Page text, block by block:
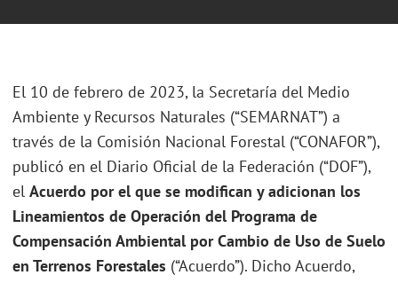
El 10 de febrero de 2023, la Secretaría del Medio
Ambiente y Recursos Naturales (“SEMARNAT”) a
través de la Comisión Nacional Forestal (“CONAFOR”),
publicó en el Diario Oficial de la Federación (“DOF”),
el Acuerdo por el que se modifican y adicionan los
Lineamientos de Operación del Programa de
Compensación Ambiental por Cambio de Uso de Suelo
en Terrenos Forestales (“Acuerdo”). Dicho Acuerdo,